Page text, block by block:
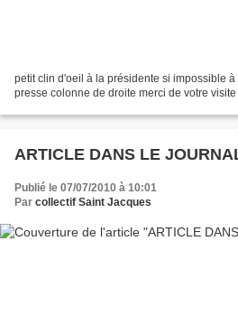
petit clin d'oeil à la présidente si impossible
presse colonne de droite merci de votre visite
ARTICLE DANS LE
Publié le 07/07/2010 à 10:01
Par collectif Saint Jacques